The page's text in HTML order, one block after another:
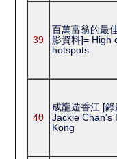
39
百萬富翁的最
影資料]= High
hotspots
40
成龍遊香江 [
Jackie Chan's
Kong